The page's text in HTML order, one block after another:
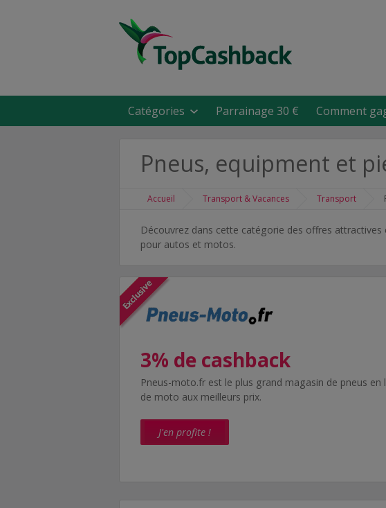
Catégories Parrainage 30 € Comment
Pneus, equipment et
Accueil Transport & Vacances Transport
Découvrez dans cette catégorie des offres
pour autos et motos.
3% de cashback
Pneus-moto.fr est le plus grand magasin de pneus en
de moto aux meilleurs prix.
J'en profite !
Jusqu'à 0,12 € de cashback
Pneus.fr est la meilleure place de marché de
pour les pneus !
J'en profite !